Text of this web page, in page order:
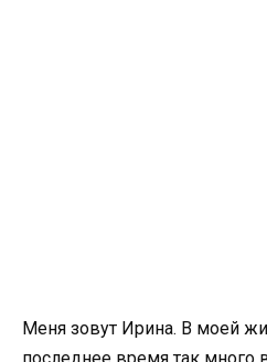
Меня зовут Ирина. В моей